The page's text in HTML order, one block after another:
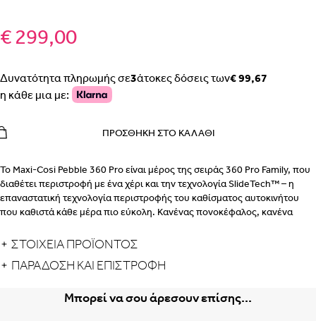
€ 299,00
Δυνατότητα πληρωμής σε3άτοκες δόσεις των€ 99,67
η κάθε μια με:
ΠΡΟΣΘΉΚΗ ΣΤΟ ΚΑΛΆΘΙ
Το Maxi-Cosi Pebble 360 Pro είναι μέρος της σειράς 360 Pro Family, που
διαθέτει περιστροφή με ένα χέρι και την τεχνολογία SlideTech™ – η
επαναστατική τεχνολογία περιστροφής του καθίσματος αυτοκινήτου
που καθιστά κάθε μέρα πιο εύκολη. Κανένας πονοκέφαλος, κανένα
περιστρέψτε και φύγετε!
Το Pebble 360 Pro προσφέρει μέγιστη άνεση ύπνου για το μωρό σας,
(συμπεριλαμβανομένης μιας υπερσυμπεριλαμβανομένης
πλήρους κατακλίσης θέσης) που μπορούν να χρησιμοποιηθούν στο
ΣΤΟΙΧΕΙΑ ΠΡΟΪΟΝΤΟΣ
ΠΑΡΆΔΟΣΗ ΚΑΙ ΕΠΙΣΤΡΟΦΉ
Μπορεί να σου άρεσουν επίσης...